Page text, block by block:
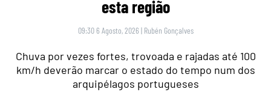
esta região
09:30 6 Agosto, 2026 | Rubén Gonçalves
Chuva por vezes fortes, trovoada e rajadas até 100
km/h deverão marcar o estado do tempo num dos
arquipélagos portugueses